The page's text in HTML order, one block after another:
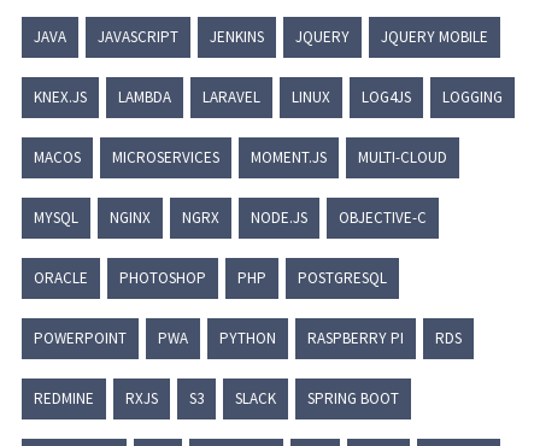
JAVA JAVASCRIPT JENKINS JQUERY JQUERY MOBILE
KNEX.JS LAMBDA LARAVEL LINUX LOG4JS LOGGING
MACOS MICROSERVICES MOMENT.JS MULTI-CLOUD
MYSQL NGINX NGRX NODE.JS OBJECTIVE-C
ORACLE PHOTOSHOP PHP POSTGRESQL
POWERPOINT PWA PYTHON RASPBERRY PI RDS
REDMINE RXJS S3 SLACK SPRING BOOT